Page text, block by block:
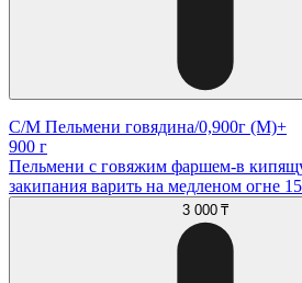
С/М Пельмени говядина/0,900г (М)+
900 г
Пельмени с говяжим фаршем-в
закипания варить на медленом огне
3 000 ₸